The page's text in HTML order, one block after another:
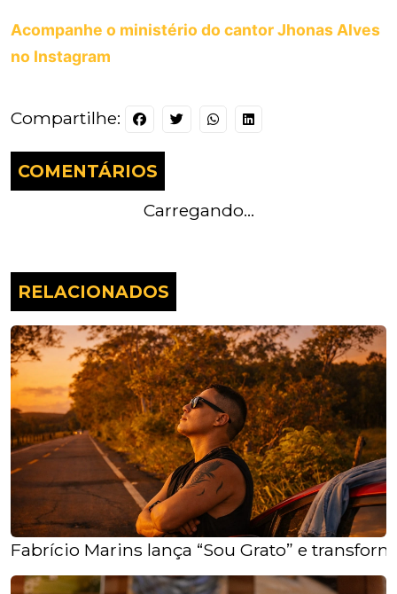
Acompanhe o ministério do cantor Jhonas Alves
no Instagram
Compartilhe:
COMENTÁRIOS
Carregando...
RELACIONADOS
Fabrício Marins lança “Sou Grato” e